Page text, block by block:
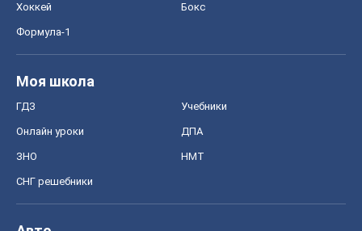
Хоккей Бокс
Формула-1
Моя школа
ГДЗ Учебники
Онлайн уроки ДПА
ЗНО НМТ
СНГ решебники